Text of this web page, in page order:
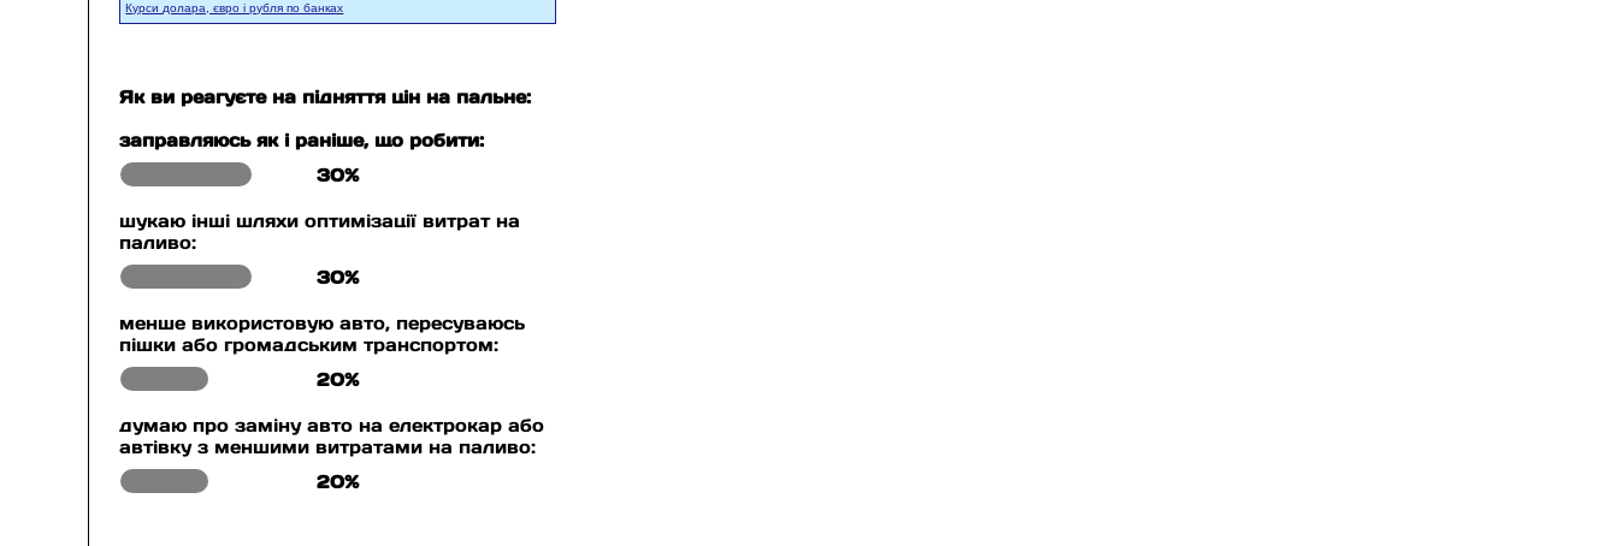
Курси долара, євро і рубля по банках
Як ви реагуєте на підняття цін на пальне:
заправляюсь як і раніше, що робити:
30%
шукаю інші шляхи оптимізації витрат на
паливо:
30%
менше використовую авто, пересуваюсь
пішки або громадським транспортом:
20%
думаю про заміну авто на електрокар або
автівку з меншими витратами на паливо:
20%